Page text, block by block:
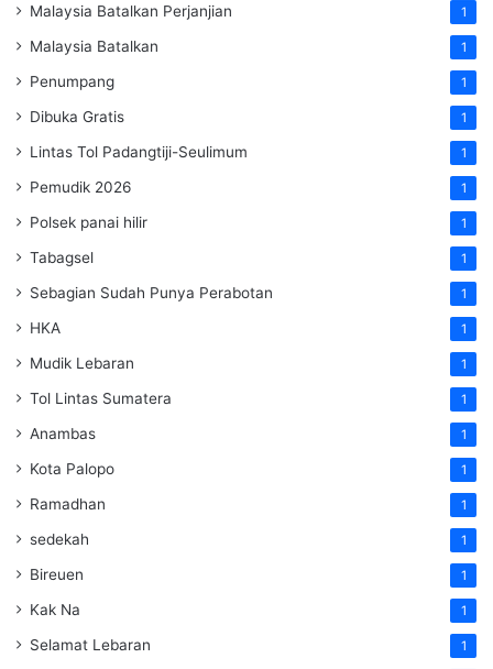
Malaysia Batalkan Perjanjian 1
Malaysia Batalkan 1
Penumpang 1
Dibuka Gratis 1
Lintas Tol Padangtiji-Seulimum 1
Pemudik 2026 1
Polsek panai hilir 1
Tabagsel 1
Sebagian Sudah Punya Perabotan 1
HKA 1
Mudik Lebaran 1
Tol Lintas Sumatera 1
Anambas 1
Kota Palopo 1
Ramadhan 1
sedekah 1
Bireuen 1
Kak Na 1
Selamat Lebaran 1